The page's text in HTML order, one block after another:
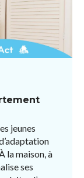
jeunes
la maison, à
ses